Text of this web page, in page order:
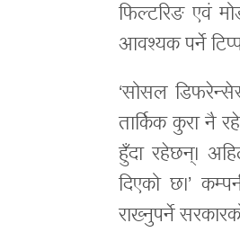
फिल्टरिङ एवं
आवश्यक पर्ने
‘सोसल
तार्किक कुरा नै
हुँदा रहेछन्।
दिएको छ।’
राख्नुपर्ने